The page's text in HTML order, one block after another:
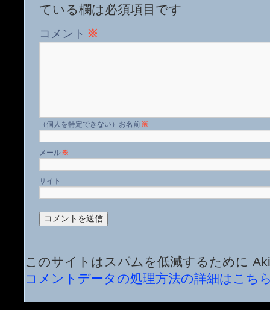
ている欄は必須項目です
コメント ※
名前※
メール※
サイト
このサイトはスパムを低減するために
コメントデータの処理方法の詳細はこち